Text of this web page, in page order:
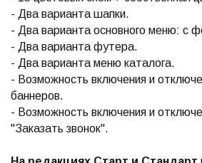
- Два варианта шапки.
- Два варианта основного меню: с
- Два варианта футера.
- Два варианта меню каталога.
- Возможность включения и
баннеров.
- Возможность включения и
"Заказать звонок".